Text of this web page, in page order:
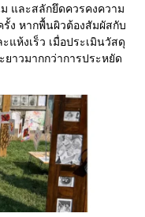
และสลักยึดควรคงความ
ง หากพื้นผิวต้องสัมผัสกับ
แห้งเร็ว เมื่อประเมินวัสดุ
าวมากกว่าการประหยัด